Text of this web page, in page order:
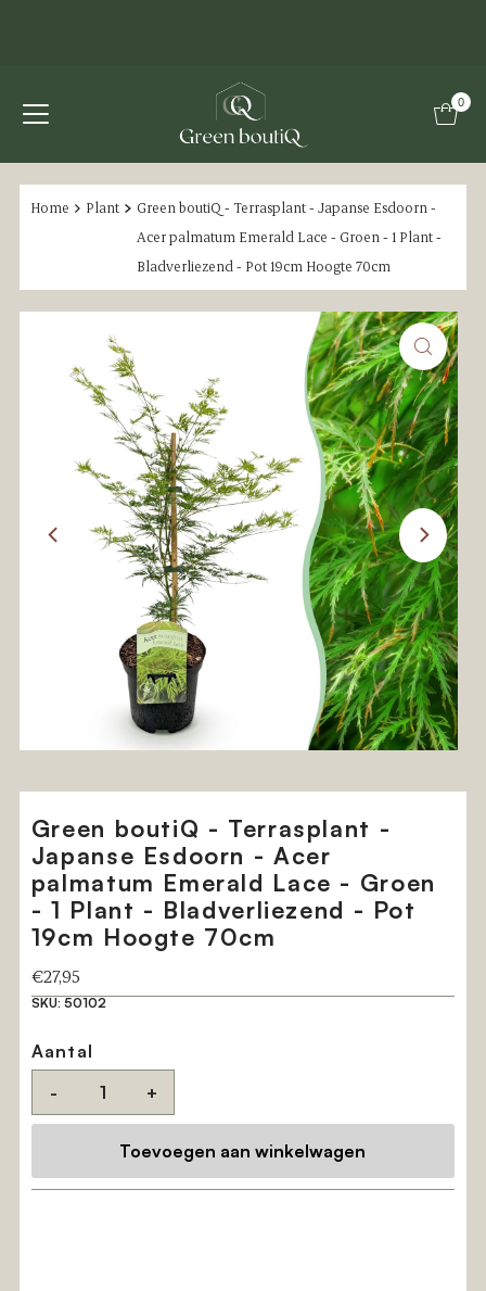
0
Home Plant
Green boutiQ - Terrasplant - Japanse Esdoorn -
Acer palmatum Emerald Lace - Groen - 1 Plant -
Bladverliezend - Pot 19cm Hoogte 70cm
Green boutiQ - Terrasplant -
Japanse Esdoorn - Acer
palmatum Emerald Lace - Groen
- 1 Plant - Bladverliezend - Pot
19cm Hoogte 70cm
Reguliere
prijs
€27,95
SKU: 50102
Aantal
-
+